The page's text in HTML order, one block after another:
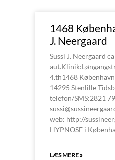
1468
J. Neergaard
Sussi J. Neergaard
4.th1468
14295 Stenlille
telefon/SMS:2821
web: http://
HYPNOSE i
LÆS MERE »